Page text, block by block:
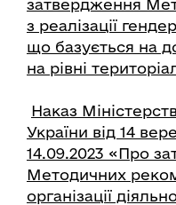
затвердження
з реалізації
що базується на
на рівні
Наказ
України від 14
14.09.2023 «Про
Методичних
організації